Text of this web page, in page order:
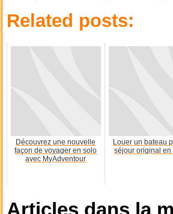
Related posts:
Découvrez une nouvelle
façon de voyager en solo
avec MyAdventour
Louer un bateau
séjour original en
Articles dans la